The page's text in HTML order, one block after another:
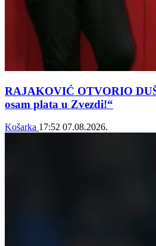
RAJAKOVIĆ OTVORIO
osam plata u Zvezdi!“
Košarka 17:52 07.08.2026.